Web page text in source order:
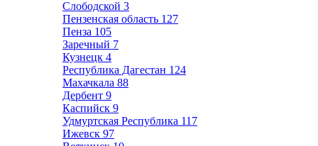
Слободской 3
Пензенская область 127
Пенза 105
Заречный 7
Кузнецк 4
Республика Дагестан 124
Махачкала 88
Дербент 9
Каспийск 9
Удмуртская Республика 117
Ижевск 97